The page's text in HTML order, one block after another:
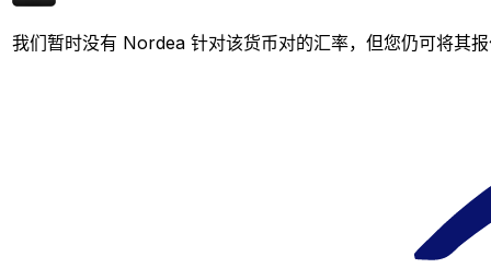
我们暂时没有 Nordea 针对该货币对的汇率，但您仍可将其